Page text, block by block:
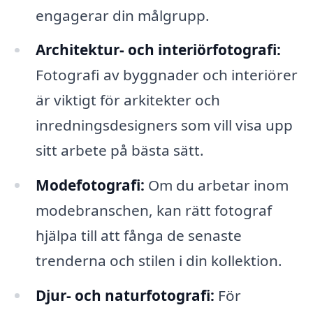
engagerar din målgrupp.
Architektur- och interiörfotografi:
Fotografi av byggnader och interiörer
är viktigt för arkitekter och
inredningsdesigners som vill visa upp
sitt arbete på bästa sätt.
Modefotografi: Om du arbetar inom
modebranschen, kan rätt fotograf
hjälpa till att fånga de senaste
trenderna och stilen i din kollektion.
Djur- och naturfotografi: För